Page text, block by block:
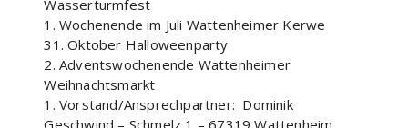
Wasserturmfest
1. Wochenende im Juli Wattenheimer Kerwe
31. Oktober Halloweenparty
2. Adventswochenende Wattenheimer
Weihnachtsmarkt
1. Vorstand/Ansprechpartner: Dominik
Geschwind – Schmelz 1 – 67319 Wattenheim